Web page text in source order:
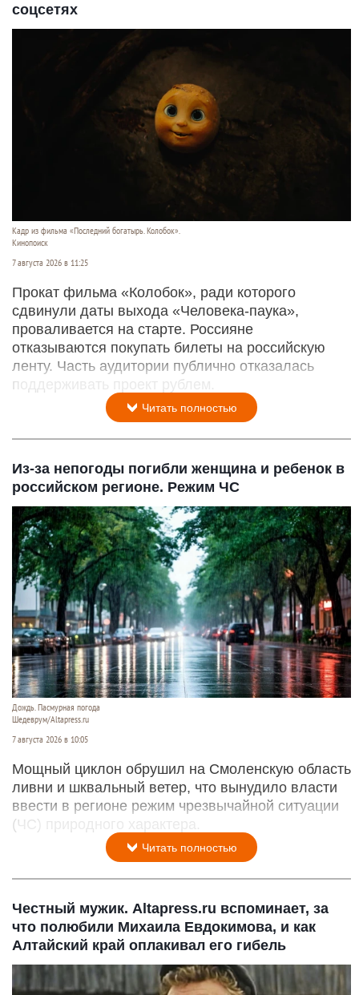
соцсетях
Кадр из фильма «Последний богатырь. Колобок».
Кинопоиск
7 августа 2026 в 11:25
Прокат фильма «Колобок», ради которого
сдвинули даты выхода «Человека-паука»,
проваливается на старте. Россияне
отказываются покупать билеты на российскую
ленту. Часть аудитории публично отказалась
поддерживать проект рублем.
Читать полностью
Из-за непогоды погибли женщина и ребенок в
российском регионе. Режим ЧС
Дождь. Пасмурная погода
Шедеврум/Altapress.ru
7 августа 2026 в 10:05
Мощный циклон обрушил на Смоленскую область
ливни и шквальный ветер, что вынудило власти
ввести в регионе режим чрезвычайной ситуации
(ЧС) природного характера.
Читать полностью
Честный мужик. Altapress.ru вспоминает, за
что полюбили Михаила Евдокимова, и как
Алтайский край оплакивал его гибель